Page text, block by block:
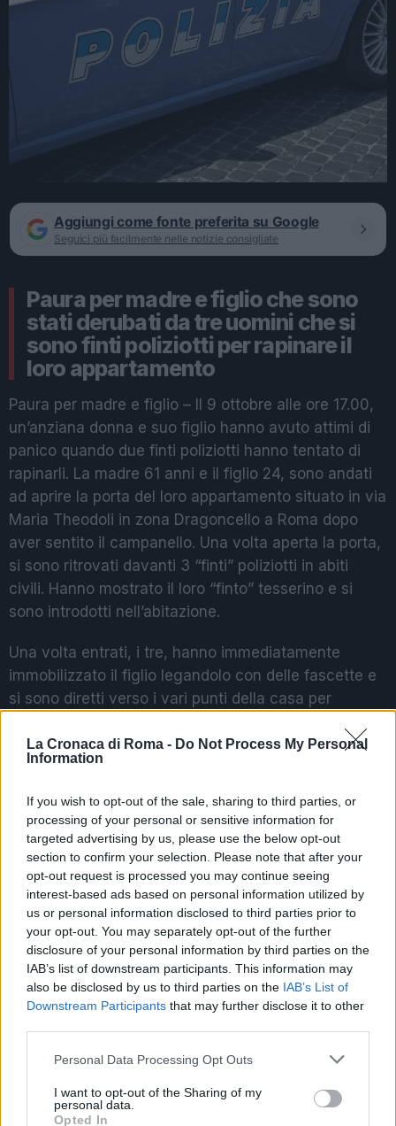
La Cronaca di Roma - Do Not Process My Personal
Information
If you wish to opt-out of the sale, sharing to third parties, or
processing of your personal or sensitive information for
targeted advertising by us, please use the below opt-out
section to confirm your selection. Please note that after your
opt-out request is processed you may continue seeing
interest-based ads based on personal information utilized by
us or personal information disclosed to third parties prior to
your opt-out. You may separately opt-out of the further
disclosure of your personal information by third parties on the
IAB’s list of downstream participants. This information may
also be disclosed by us to third parties on the IAB’s List of
Downstream Participants that may further disclose it to other
Please note that this website/app uses one or more Google
not limited to your visit or usage behaviour. You may click to
grant or deny consent to Google and its third-party tags to
Personal Data Processing Opt Outs
I want to opt-out of the Sharing of my
personal data.
Opted In
Aggiungi come fonte preferita su Google
Seguici più facilmente nelle notizie consigliate
Paura per madre e figlio che sono
stati derubati da tre uomini che si
sono finti poliziotti per rapinare il
loro appartamento
Paura per madre e figlio – Il 9 ottobre alle ore 17.00,
un’anziana donna e suo figlio hanno avuto attimi di
panico quando due finti poliziotti hanno tentato di
rapinarli. La madre 61 anni e il figlio 24, sono andati
ad aprire la porta del loro appartamento situato in via
Maria Theodoli in zona Dragoncello a Roma dopo
aver sentito il campanello. Una volta aperta la porta,
si sono ritrovati davanti 3 “finti” poliziotti in abiti
civili. Hanno mostrato il loro “finto” tesserino e si
sono introdotti nell’abitazione.
Una volta entrati, i tre, hanno immediatamente
immobilizzato il figlio legandolo con delle fascette e
si sono diretti verso i vari punti della casa per
sotto lo sguardo impaurito dell’anziana, non
riuscendo però a scassinarla. A quel punto, se ne
Sul posto è arrivata la polizia del commissariato di
Ostia al quale i due rapinati, hanno raccontato come
si sono svolti i fatti, identificando i tre rapinatori
come italiani. La polizia ora è alla ricerca dei tre
SEGUICI SU FACEBOOK
POTREBBE INTERESSARTI
con una pistola giocattolo
5 anni fa
ROMA SAN PAOLO 54enne in